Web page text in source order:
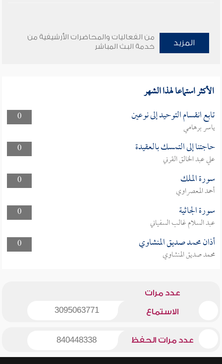
المزيد
من الفعاليات والمحاضرات الأرشيفية من
خدمة البث المباشر
الأكثر استماعا لهذا الشهر
0 تابع انقسام التوحيد إلى نوعين
ياسر برهامي
0
حاجتنا إلى التمسك بالعقيدة
علي عبد الخالق القرني
0
سورة الملك
أحمد المعصراوي
0
سورة الجاثية
عبد السلام غالب السفياني
0
أذان محمد صديق المنشاوي
محمد صديق المنشاوي
عدد مرات
الاستماع 3095063771
عدد مرات الحفظ 840448338